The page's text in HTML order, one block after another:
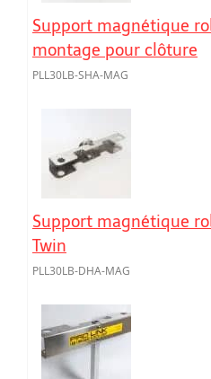
Support magnétique
montage pour clôture
PLL30LB-SHA-MAG
Support magnétique
Twin
PLL30LB-DHA-MAG